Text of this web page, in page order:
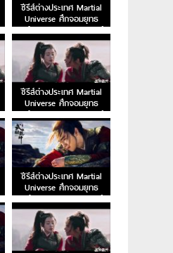
ซีรีส์ต่างประเทศ Martial
Universe ศึกจอมยุทธ
สะท้านพิภพ EP.45 พากย์
ไทย
ซีรีส์ต่างประเทศ Martial
Universe ศึกจอมยุทธ
สะท้านพิภพ EP.43 พากย์
ไทย
ซีรีส์ต่างประเทศ Martial
Universe ศึกจอมยุทธ
สะท้านพิภพ EP.41 พากย์
ไทย